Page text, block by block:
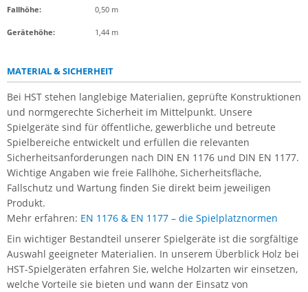
Fallhöhe: 0,50 m
Gerätehöhe: 1,44 m
MATERIAL & SICHERHEIT
Bei HST stehen langlebige Materialien, geprüfte Konstruktionen
und normgerechte Sicherheit im Mittelpunkt. Unsere
Spielgeräte sind für öffentliche, gewerbliche und betreute
Spielbereiche entwickelt und erfüllen die relevanten
Sicherheitsanforderungen nach DIN EN 1176 und DIN EN 1177.
Wichtige Angaben wie freie Fallhöhe, Sicherheitsfläche,
Fallschutz und Wartung finden Sie direkt beim jeweiligen
Produkt.
Mehr erfahren: EN 1176 & EN 1177 – die Spielplatznormen
Ein wichtiger Bestandteil unserer Spielgeräte ist die sorgfältige
Auswahl geeigneter Materialien. In unserem Überblick Holz bei
HST-Spielgeräten erfahren Sie, welche Holzarten wir einsetzen,
welche Vorteile sie bieten und wann der Einsatz von